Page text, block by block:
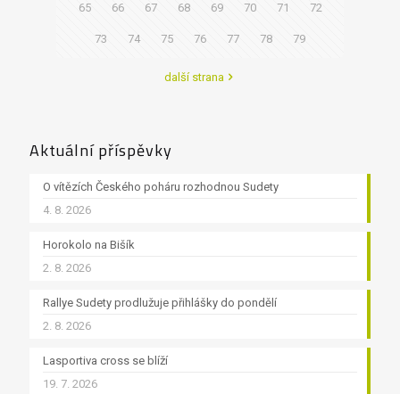
65 66 67 68 69 70 71 72
73 74 75 76 77 78 79
další strana
Aktuální příspěvky
O vítězích Českého poháru rozhodnou Sudety
4. 8. 2026
Horokolo na Bišík
2. 8. 2026
Rallye Sudety prodlužuje přihlášky do pondělí
2. 8. 2026
Lasportiva cross se blíží
19. 7. 2026